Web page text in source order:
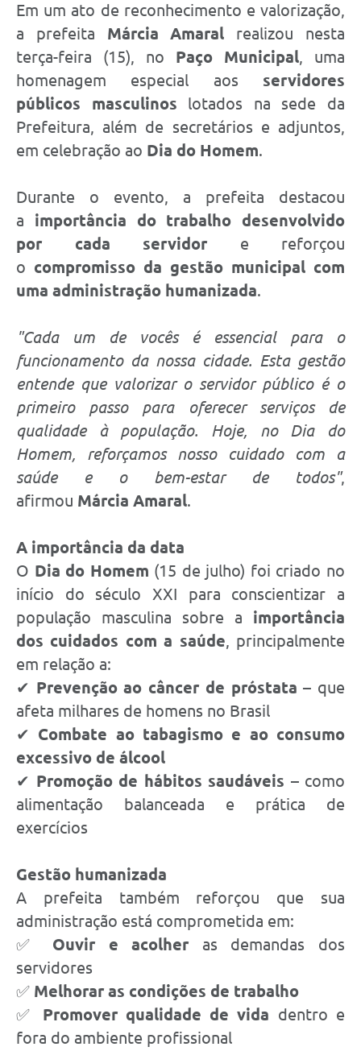
Em um ato de reconhecimento e valorização,
a prefeita Márcia Amaral realizou nesta
terça-feira (15), no Paço Municipal, uma
homenagem especial aos servidores
públicos masculinos lotados na sede da
Prefeitura, além de secretários e adjuntos,
em celebração ao Dia do Homem.
Durante o evento, a prefeita destacou
a importância do trabalho desenvolvido
por cada servidor e reforçou
o compromisso da gestão municipal com
uma administração humanizada.
"Cada um de vocês é essencial para o
funcionamento da nossa cidade. Esta gestão
entende que valorizar o servidor público é o
primeiro passo para oferecer serviços de
qualidade à população. Hoje, no Dia do
Homem, reforçamos nosso cuidado com a
saúde e o bem-estar de todos",
afirmou Márcia Amaral.
A importância da data
O Dia do Homem (15 de julho) foi criado no
início do século XXI para conscientizar a
população masculina sobre a importância
dos cuidados com a saúde, principalmente
em relação a:
✔ Prevenção ao câncer de próstata – que
afeta milhares de homens no Brasil
✔ Combate ao tabagismo e ao consumo
excessivo de álcool
✔ Promoção de hábitos saudáveis – como
alimentação balanceada e prática de
exercícios
Gestão humanizada
A prefeita também reforçou que sua
administração está comprometida em:
✅ Ouvir e acolher as demandas dos
servidores
✅ Melhorar as condições de trabalho
✅ Promover qualidade de vida dentro e
fora do ambiente profissional